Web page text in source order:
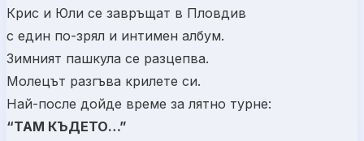
Крис и Юли се завръщат в Пловдив
с един по-зрял и интимен албум.
Зимният пашкула се разцепва.
Молецът разгъва крилете си.
Най-после дойде време за лятно турне:
“ТАМ КЪДЕТО…”